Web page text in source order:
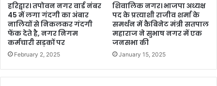
हरिद्वार। तपोवन नगर वार्ड नंबर
45 में लगा गंदगी का अंबार
नालियों से निकलकर गंदगी
फेंक देते है, नगर निगम
कर्मचारी सड़कों पर
February 2, 2025
शिवालिक नगर। भाजपा अध्यक्ष
पद के प्रत्याशी राजीव शर्मा के
समर्थन में कैबिनेट मंत्री सतपाल
महाराज ने सुभाष नगर में एक
जनसभा की
January 15, 2025